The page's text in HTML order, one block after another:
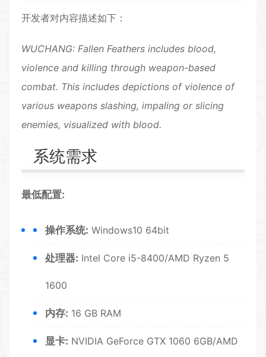
开发者对内容描述如下：
WUCHANG: Fallen Feathers includes blood,
violence and killing through weapon-based
combat. This includes depictions of violence of
various weapons slashing, impaling or slicing
enemies, visualized with blood.
系统需求
最低配置:
操作系统: Windows10 64bit
处理器: Intel Core i5-8400/AMD Ryzen 5
1600
内存: 16 GB RAM
显卡: NVIDIA GeForce GTX 1060 6GB/AMD